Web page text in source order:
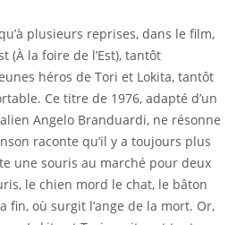
plusieurs reprises, dans le film,
(À la foire de l’Est), tantôt
héros de Tori et Lokita, tantôt
Ce titre de 1976, adapté d’un
Angelo Branduardi, ne résonne
raconte qu’il y a toujours plus
une souris au marché pour deux
le chien mord le chat, le bâton
fin, où surgit l’ange de la mort. Or,